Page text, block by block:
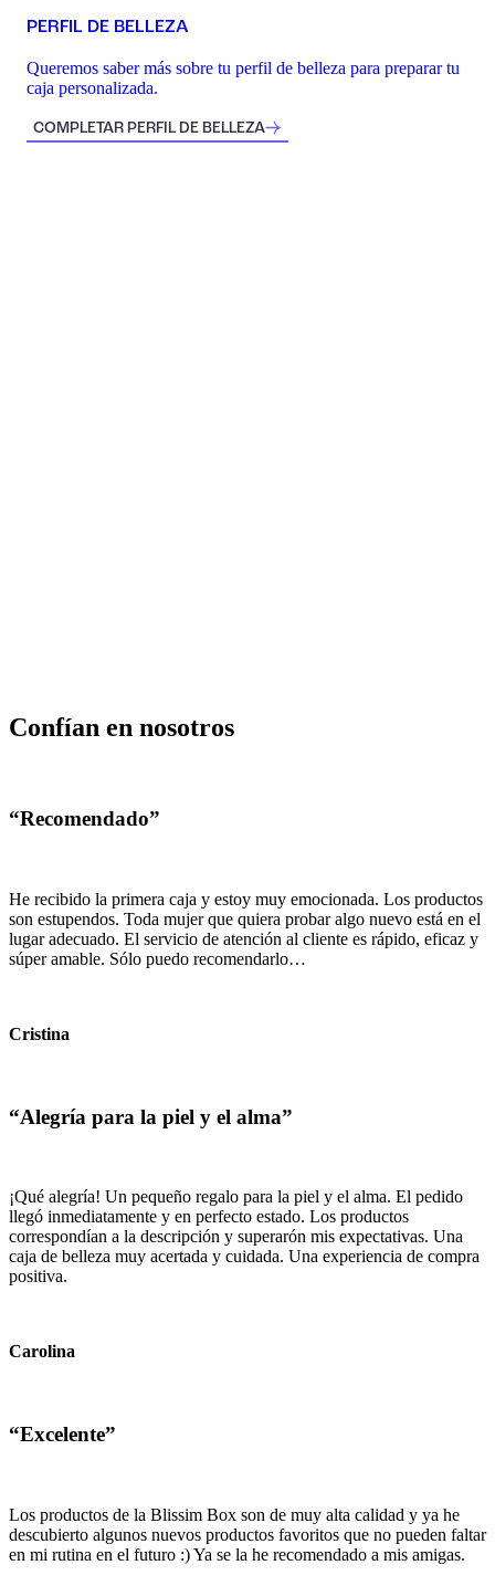
PERFIL DE BELLEZA
Queremos saber más sobre tu perfil de belleza para preparar tu
caja personalizada.
COMPLETAR PERFIL DE BELLEZA
Confían en nosotros
“Recomendado”
He recibido la primera caja y estoy muy emocionada. Los productos
son estupendos. Toda mujer que quiera probar algo nuevo está en el
lugar adecuado. El servicio de atención al cliente es rápido, eficaz y
súper amable. Sólo puedo recomendarlo…
Cristina
“Alegría para la piel y el alma”
¡Qué alegría! Un pequeño regalo para la piel y el alma. El pedido
llegó inmediatamente y en perfecto estado. Los productos
correspondían a la descripción y superarón mis expectativas. Una
caja de belleza muy acertada y cuidada. Una experiencia de compra
positiva.
Carolina
“Excelente”
Los productos de la Blissim Box son de muy alta calidad y ya he
descubierto algunos nuevos productos favoritos que no pueden faltar
en mi rutina en el futuro :) Ya se la he recomendado a mis amigas.